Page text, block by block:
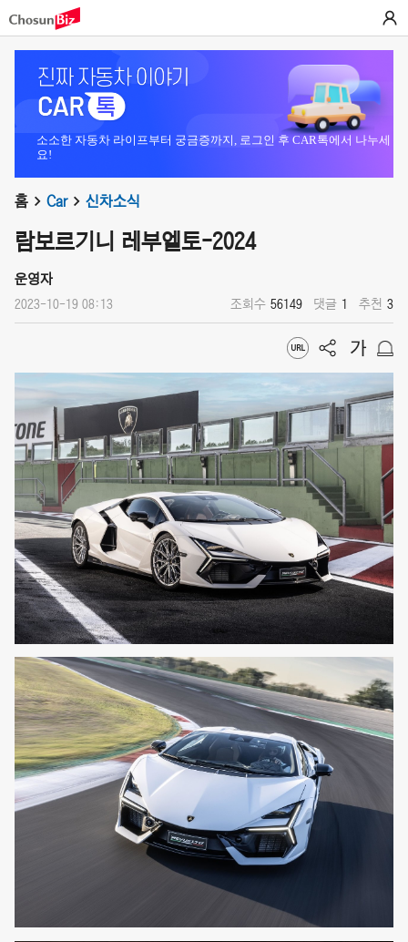
소소한 자동차 라이프부터 궁금증까지, 로그인 후 CAR톡에서 나누세
요!
홈 Car 신차소식
람보르기니 레부엘토-2024
운영자
2023-10-19 08:13 조회수 56149 댓글 1 추천 3